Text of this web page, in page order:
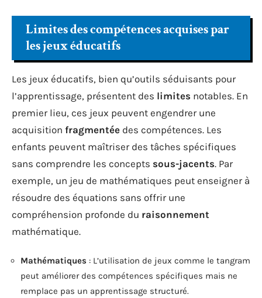
Limites des compétences acquises par
les jeux éducatifs
Les jeux éducatifs, bien qu’outils séduisants pour
l’apprentissage, présentent des limites notables. En
premier lieu, ces jeux peuvent engendrer une
acquisition fragmentée des compétences. Les
enfants peuvent maîtriser des tâches spécifiques
sans comprendre les concepts sous-jacents. Par
exemple, un jeu de mathématiques peut enseigner à
résoudre des équations sans offrir une
compréhension profonde du raisonnement
mathématique.
Mathématiques : L’utilisation de jeux comme le tangram
peut améliorer des compétences spécifiques mais ne
remplace pas un apprentissage structuré.